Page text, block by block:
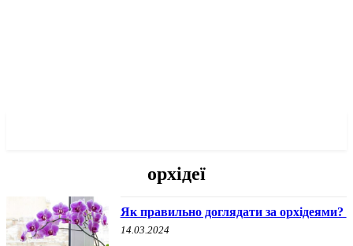
орхідеї
Як правильно доглядати за орхідеями?
14.03.2024